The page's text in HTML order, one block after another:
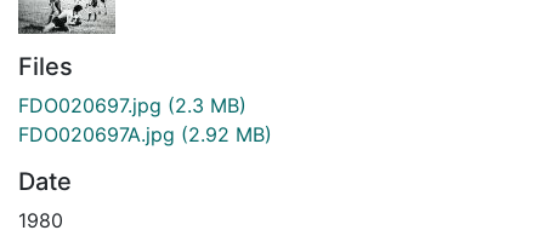
Files
FDO020697.jpg (2.3 MB)
FDO020697A.jpg (2.92 MB)
Date
1980